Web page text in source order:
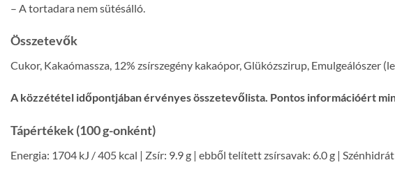
– A tortadara nem sütésálló.
Összetevők
Cukor, Kakaómassza, 12% zsírszegény kakaópor, Glükózszirup, Emulgeálószer
A közzététel időpontjában érvényes összetevőlista. Pontos információért
Tápértékek (100 g-onként)
Energia: 1704 kJ / 405 kcal | Zsír: 9.9 g | ebből telített zsírsavak: 6.0 g |